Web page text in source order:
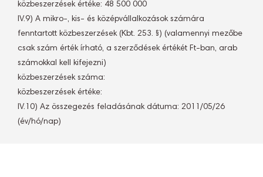
közbeszerzések értéke: 48 500 000
IV.9) A mikro-, kis- és középvállalkozások számára
fenntartott közbeszerzések (Kbt. 253. §) (valamennyi mezőbe
csak szám érték írható, a szerződések értékét Ft-ban, arab
számokkal kell kifejezni)
közbeszerzések száma: 
közbeszerzések értéke:
IV.10) Az összegezés feladásának dátuma: 2011/05/26
(év/hó/nap)